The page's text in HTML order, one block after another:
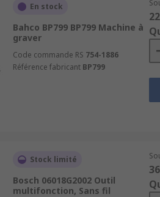
En stock
Bahco BP799 BP799 Machine à
graver
Code commande RS 754-1886
Référence fabricant BP799
Stock limité
Bosch 06018G2002 Outil
multifonction, Sans fil